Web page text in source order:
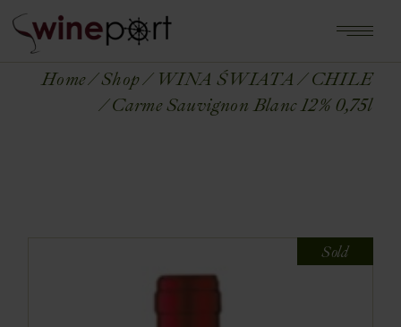
Home Shop WINA ŚWIATA
CHILE
Carme Sauvignon Blanc 12% 0,75l
Sold